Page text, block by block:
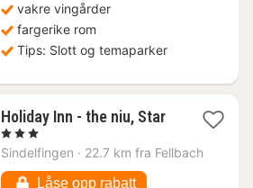
vakre vingårder
fargerike rom
Tips: Slott og temaparker
Holiday Inn - the niu, Star1
fra
, 3 Stjerner
Sindelfingen · 22.7 km fra Fellbach
Låse opp rabatt